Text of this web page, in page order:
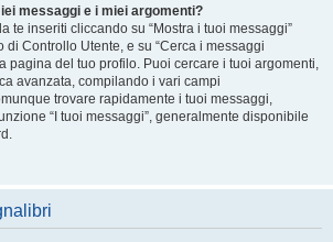
messaggi e i miei argomenti?
te inseriti cliccando su “Mostra i tuoi messaggi”
Controllo Utente, e su “Cerca i messaggi
pagina del tuo profilo. Puoi cercare i tuoi argomenti,
avanzata, compilando i vari campi
trovare rapidamente i tuoi messaggi,
“I tuoi messaggi”, generalmente disponibile